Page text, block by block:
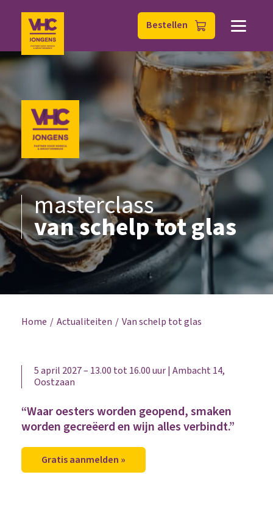
Bestellen
masterclass
van schelp tot glas
Home Actualiteiten Van schelp tot glas
5 april 2027 – 13.00 tot 16.00 uur | Ambacht 14,
Oostzaan
“Waar oesters worden geopend, smaken
worden gecreëerd en wijn alles verbindt.”
Gratis aanmelden »